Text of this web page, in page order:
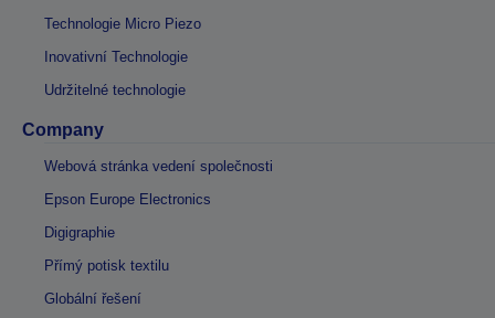
Technologie Micro Piezo
Inovativní Technologie
Udržitelné technologie
Company
Webová stránka vedení společnosti
Epson Europe Electronics
Digigraphie
Přímý potisk textilu
Globální řešení